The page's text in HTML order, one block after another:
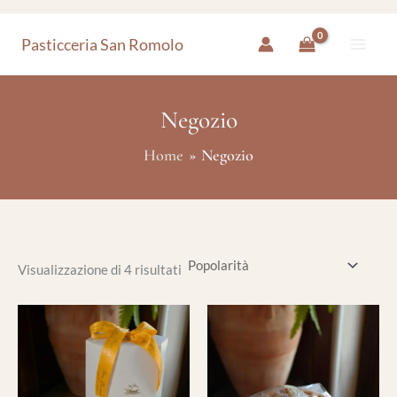
Pasticceria San Romolo
Negozio
Home Negozio
Visualizzazione di 4 risultati
Fascia
di
prezzo:
da
16,00 €
a
Questo
prodotto
più